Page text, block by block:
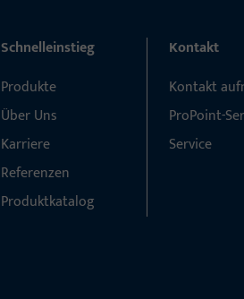
Schnelleinstieg
Produkte
Über Uns
Karriere
Referenzen
Produktkatalog
Kontakt
Kontakt
ProPoint-
Service